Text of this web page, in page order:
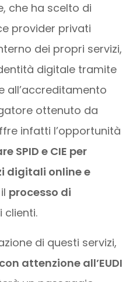
che ha scelto di
provider privati
dei propri servizi,
digitale tramite
all’accreditamento
ottenuto da
infatti l’opportunità
SPID e CIE per
digitali online e
processo di
clienti.
di questi servizi,
attenzione all’EUDI